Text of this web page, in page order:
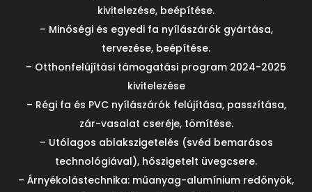
kivitelezése, beépítése.
– Minőségi és egyedi fa nyílászárók gyártása,
tervezése, beépítése.
– Otthonfelújítási támogatási program 2024-2025
kivitelezése
– Régi fa és PVC nyílászárók felújítása, passzítása,
zár-vasalat cseréje, tömítése.
– Utólagos ablakszigetelés (svéd bemarásos
technológiával), hőszigetelt üvegcsere.
– Árnyékolástechnika: műanyag-alumínium redőnyök,